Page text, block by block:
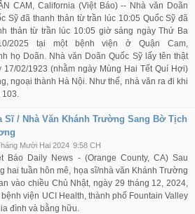
CAM, California (Việt Báo) -- Nhà văn Doãn
Sỹ đã thanh thản từ trần lúc 10:05 Quốc Sỹ đã
thản từ trần lúc 10:05 giờ sáng ngày Thứ Ba
2025 tại một bệnh viện ở Quận Cam,
họ Doãn. Nhà văn Doãn Quốc Sỹ lấy tên thật
17/02/1923 (nhằm ngày Mùng Hai Tết Quí Hợi)
ngoại thành Hà Nội. Như thế, nhà văn ra đi khi
103.
Sĩ / Nhà Văn Khánh Trường Sang Bờ Tịch
Mười Hai 2024 9:58 CH
Báo Daily News - (Orange County, CA) Sau
hai tuần hôn mê, họa sĩ/nhà văn Khánh Trường
vào chiều Chủ Nhật, ngày 29 tháng 12, 2024,
viện UCI Health, thành phố Fountain Valley
đình và bằng hữu.